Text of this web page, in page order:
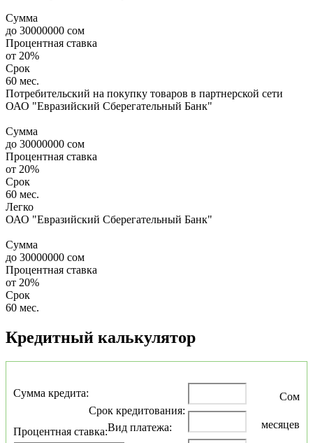
Сумма
до 30000000 сом
Процентная ставка
от 20%
Срок
60 мес.
Потребительский на покупку товаров в партнерской сети
ОАО "Евразийский Сберегательный Банк"
Сумма
до 30000000 сом
Процентная ставка
от 20%
Срок
60 мес.
Легко
ОАО "Евразийский Сберегательный Банк"
Сумма
до 30000000 сом
Процентная ставка
от 20%
Срок
60 мес.
Кредитный калькулятор
Сумма кредита:
Сом
Срок кредитования:
месяцев
Процентная ставка:Вид платежа: